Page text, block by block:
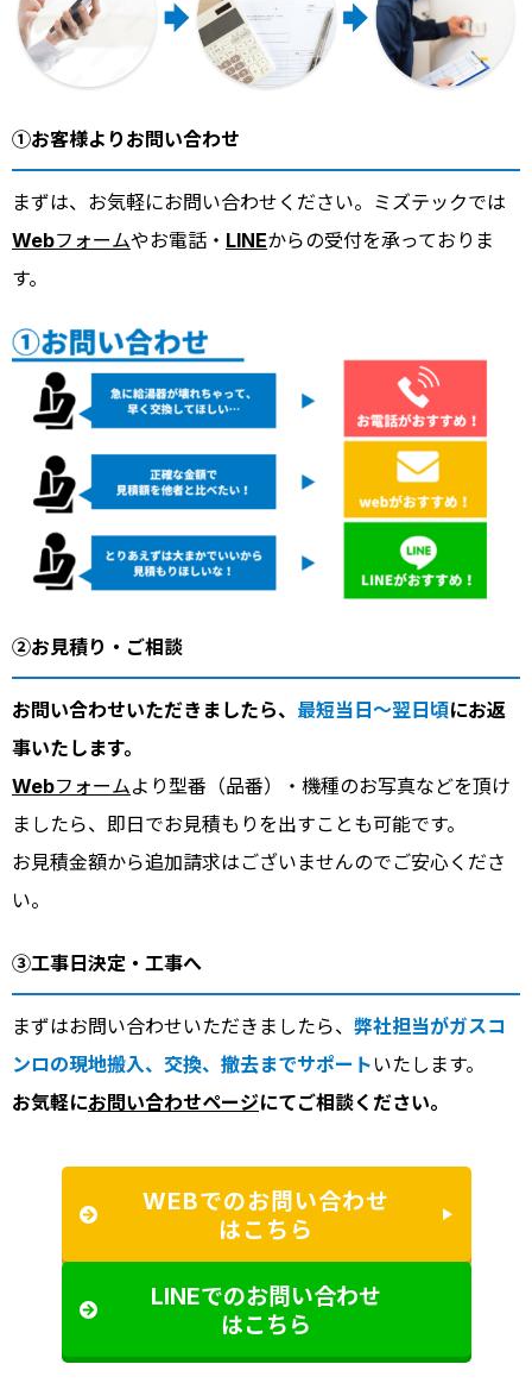
①お客様よりお問い合わせ
まずは、お気軽にお問い合わせください。ミズテックでは
Webフォームやお電話・ LINEからの受付を承っておりま
す。
②お見積り・ご相談
お問い合わせいただきましたら、 最短当日～翌日頃にお返
事いたします。
Webフォームより型番（品番）・機種のお写真などを頂け
ましたら、即日でお見積もりを出すことも可能です。
お見積金額から追加請求はございませんのでご安心くださ
い。
③工事日決定・工事へ
まずはお問い合わせいただきましたら、 弊社担当がガスコ
ンロの現地搬入、交換、撤去までサポート いたします。
お気軽にお問い合わせページにてご相談ください。
WEBでのお問い合わせ
はこちら
LINEでのお問い合わせ
はこちら